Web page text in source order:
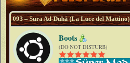
093 – Sura Ad-Duhâ (La Luce del Mattino)
Boots
(DO NOT DISTURB)